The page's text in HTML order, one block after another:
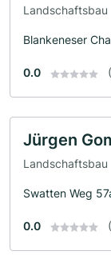
Landschaftsbau
Blankeneser
0.0
Jürgen
Landschaftsbau
Swatten Weg
0.0